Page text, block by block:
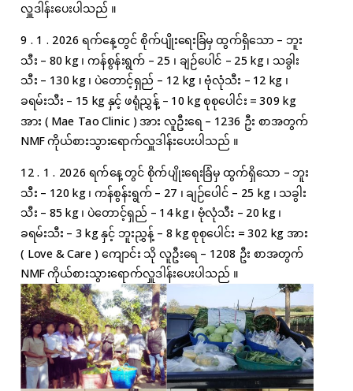
လှူဒါန်းပေးပါသည် ။
9 . 1 . 2026 ရက်နေ့တွင် စိုက်ပျိုးရေးခြံမှ ထွက်ရှိသော – ဘူး
သီး – 80 kg ၊ ကန်စွန်းရွက် – 25 ၊ ချဉ်ပေါင် – 25 kg ၊ သခွါး
သီး – 130 kg ၊ ပဲတောင့်ရှည် – 12 kg ၊ ဗုံလုံသီး – 12 kg ၊
ခရမ်းသီး – 15 kg နှင့် ဖရုံညွှန့် – 10 kg စုစုပေါင်း = 309 kg
အား ( Mae Tao Clinic ) အား လူဦးရေ – 1236 ဦး စာအတွက်
NMF ကိုယ်စားသွားရောက်လှူဒါန်းပေးပါသည် ။
12 . 1 . 2026 ရက်နေ့တွင် စိုက်ပျိုးရေးခြံမှ ထွက်ရှိသော – ဘူး
သီး – 120 kg ၊ ကန်စွန်းရွက် – 27 ၊ ချဉ်ပေါင် – 25 kg ၊ သခွါး
သီး – 85 kg ၊ ပဲတောင့်ရှည် – 14 kg ၊ ဗုံလုံသီး – 20 kg ၊
ခရမ်းသီး – 3 kg နှင့် ဘူးညွှန့် – 8 kg စုစုပေါင်း = 302 kg အား
( Love & Care ) ကျောင်း သို လူဦးရေ – 1208 ဦး စာအတွက်
NMF ကိုယ်စားသွားရောက်လှူဒါန်းပေးပါသည် ။